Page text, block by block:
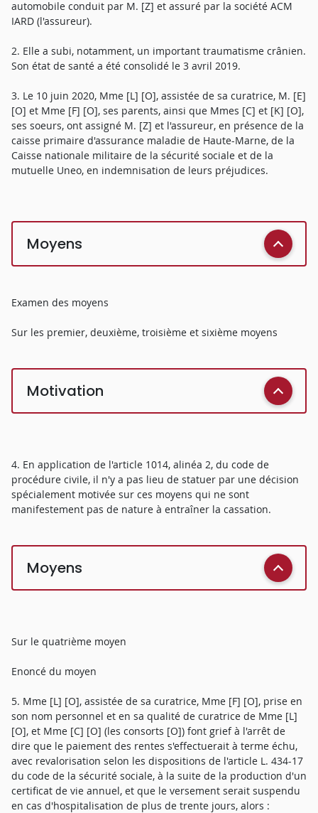
automobile conduit par M. [Z] et assuré par la société ACM
IARD (l'assureur).
2. Elle a subi, notamment, un important traumatisme crânien.
Son état de santé a été consolidé le 3 avril 2019.
3. Le 10 juin 2020, Mme [L] [O], assistée de sa curatrice, M. [E]
[O] et Mme [F] [O], ses parents, ainsi que Mmes [C] et [K] [O],
ses soeurs, ont assigné M. [Z] et l'assureur, en présence de la
caisse primaire d'assurance maladie de Haute-Marne, de la
Caisse nationale militaire de la sécurité sociale et de la
mutuelle Uneo, en indemnisation de leurs préjudices.
Moyens
Examen des moyens
Sur les premier, deuxième, troisième et sixième moyens
Motivation
4. En application de l'article 1014, alinéa 2, du code de
procédure civile, il n'y a pas lieu de statuer par une décision
spécialement motivée sur ces moyens qui ne sont
manifestement pas de nature à entraîner la cassation.
Moyens
Sur le quatrième moyen
Enoncé du moyen
5. Mme [L] [O], assistée de sa curatrice, Mme [F] [O], prise en
son nom personnel et en sa qualité de curatrice de Mme [L]
[O], et Mme [C] [O] (les consorts [O]) font grief à l'arrêt de
dire que le paiement des rentes s'effectuerait à terme échu,
avec revalorisation selon les dispositions de l'article L. 434-17
du code de la sécurité sociale, à la suite de la production d'un
certificat de vie annuel, et que le versement serait suspendu
en cas d'hospitalisation de plus de trente jours, alors :